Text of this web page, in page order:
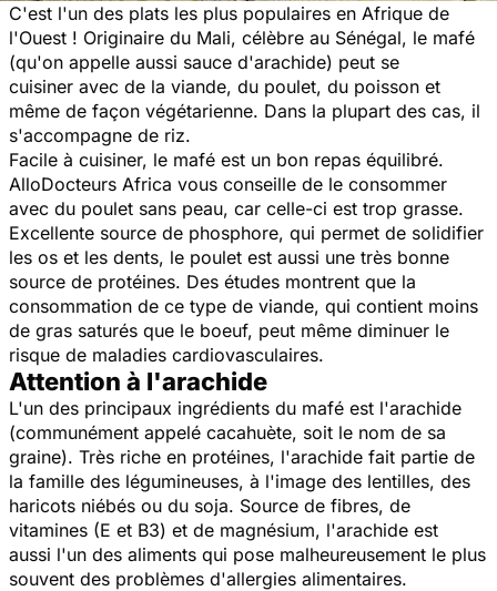
C'est l'un des plats les plus populaires en Afrique de
l'Ouest ! Originaire du Mali, célèbre au Sénégal, le mafé
(qu'on appelle aussi sauce d'arachide) peut se
cuisiner avec de la viande, du poulet, du poisson et
même de façon végétarienne. Dans la plupart des cas, il
s'accompagne de riz.
Facile à cuisiner, le mafé est un bon repas équilibré.
AlloDocteurs Africa vous conseille de le consommer
avec du poulet sans peau, car celle-ci est trop grasse.
Excellente source de phosphore, qui permet de solidifier
les os et les dents, le poulet est aussi une très bonne
source de protéines. Des études montrent que la
consommation de ce type de viande, qui contient moins
de gras saturés que le boeuf, peut même diminuer le
risque de maladies cardiovasculaires.
Attention à l'arachide
L'un des principaux ingrédients du mafé est l'arachide
(communément appelé cacahuète, soit le nom de sa
graine). Très riche en protéines, l'arachide fait partie de
la famille des légumineuses, à l'image des lentilles, des
haricots niébés ou du soja. Source de fibres, de
vitamines (E et B3) et de magnésium, l'arachide est
aussi l'un des aliments qui pose malheureusement le plus
souvent des problèmes d'allergies alimentaires.